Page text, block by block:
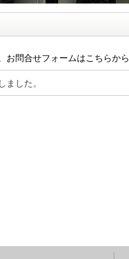
お問合せフォームはこちらから
ました。